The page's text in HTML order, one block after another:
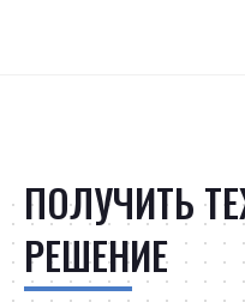
ПОЛУЧИТЬ
РЕШЕНИЕ